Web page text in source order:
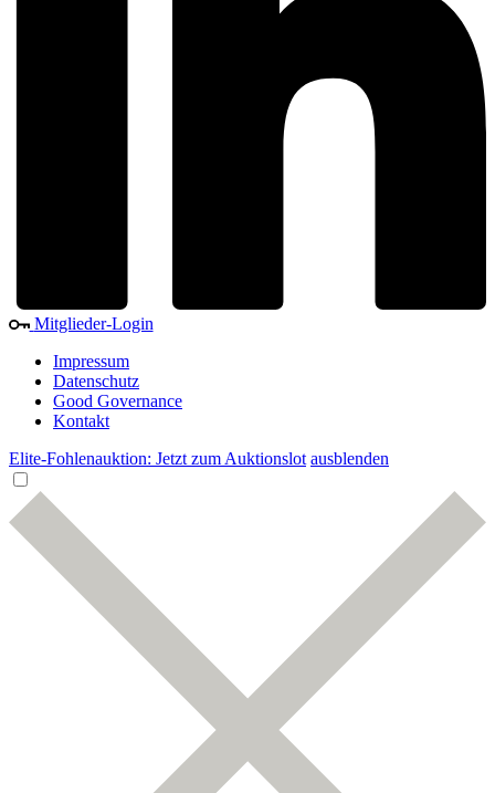
Mitglieder-Login
Impressum
Datenschutz
Good Governance
Kontakt
Elite-Fohlenauktion: Jetzt zum Auktionslot ausblenden